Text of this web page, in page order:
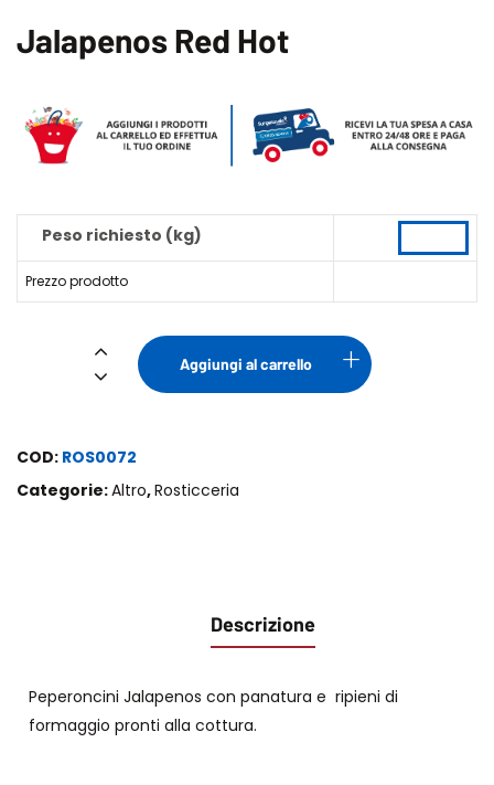
Jalapenos Red Hot
Peso richiesto (kg)
Prezzo prodotto
Jalapenos
Aggiungi al carrello
COD: ROS0072
Categorie:Altro,Rosticceria
Descrizione
Peperoncini Jalapenos con panatura e ripieni di
formaggio pronti alla cottura.